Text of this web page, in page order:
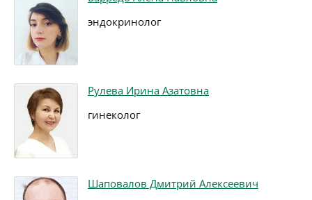
эндокринолог
Рулева Ирина Азатовна
гинеколог
Шаповалов Дмитрий Алексеевич